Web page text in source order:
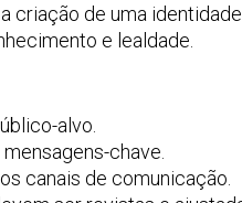
criação de uma
e lealdade.
alvo.
chave.
canais de comunicação.